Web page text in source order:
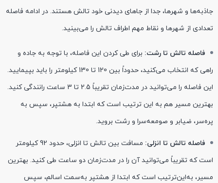
جاذبه‌ها و شهرها، جدا از جاهای دیدنی خود تالش هستند. در ادامه فاصله
تعدادی از شهرها و نقاط مهم اطراف تالش را می‌بینید.
فاصله تالش تا رشت: برای طی کردن این فاصله، با توجه به جاده و
راهی که انتخاب می‌کنید، حدوداً بین 120 تا 130 کیلومتر را باید بپیمایید.
این فاصله را می‌توانید در مدت‌زمان تقریباً 2.5 تا 3 ساعت رانندگی کنید.
بهترین مسیر هم به این ترتیب است که ابتدا به هشتپر، سپس به
پره‌سر، ضیابر و صومعه‌سرا و رشت بروید.
فاصله تالش تا انزلی:
مسافت بین تالش تا انزلی، حدود 92 کیلومتر
است که تقریباً می‌توانید آن را در مدت‌زمان دو ساعت طی کنید. بهترین
مسیر، به‌این‌ترتیب است که ابتدا از هشتپر به‌سمت اسالم، سپس